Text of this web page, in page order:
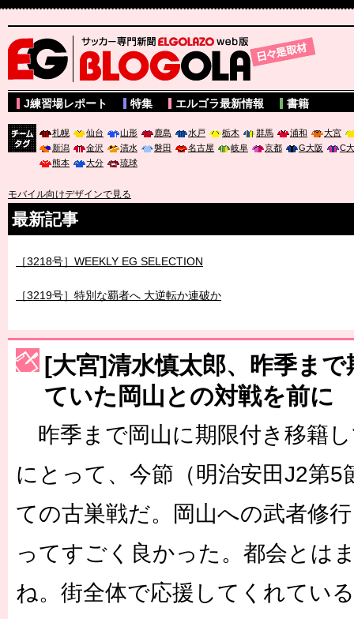
サッカー専門新聞ELGOLAZO web版 BLOGOLA
J練習場レポート 特集 エルゴラ最新情報 書籍
札幌 仙台 山形 鹿島 水戸 栃木 群馬 浦和
大宮
新潟
金沢 清水 磐田 名古屋 岐阜 京都 G大阪
C
熊本
大分 琉球
モバイル向けデザインで見る
最新記事
［3230号］世界一への夢は終わらない
［3223号］一丸。日本出陣
[大宮]清水慎太郎、昨季ま
ていた岡山との対戦を前に
昨季まで岡山に期限付き移籍
にとって、今節（明治安田J2第5
ての古巣戦だ。岡山への武者修
ってすごく良かった。都会とは
ね。街全体で応援してくれてい